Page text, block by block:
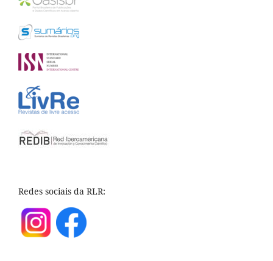
Redes sociais da RLR: